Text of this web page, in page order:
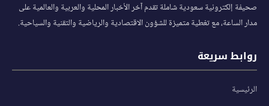
صحيفة إلكترونية سعودية شاملة تقدم آخر الأخبار المحلية والعربية والعالمية على
مدار الساعة، مع تغطية متميزة للشؤون الاقتصادية والرياضية والتقنية والسياحية.
روابط سريعة
الرئيسية